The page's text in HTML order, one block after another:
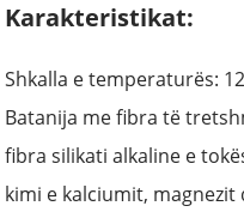
Karakteristikat:
Shkalla e temperaturës:
Batanija me fibra të
fibra silikati alkaline e
kimi e kalciumit,